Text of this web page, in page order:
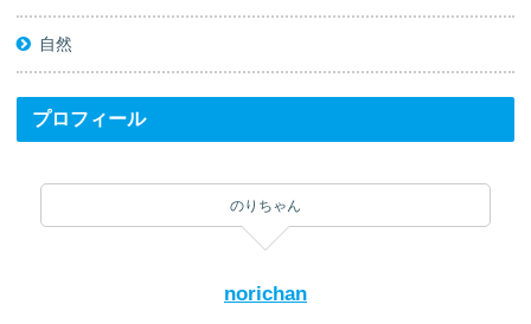
自然
プロフィール
のりちゃん
norichan